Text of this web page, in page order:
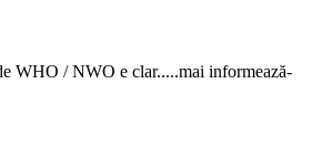
WHO / NWO e clar.....mai informează-